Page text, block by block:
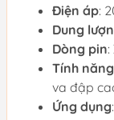
Điện áp:
Dung
Dòng pin
Tính
va đập
Ứng dụng